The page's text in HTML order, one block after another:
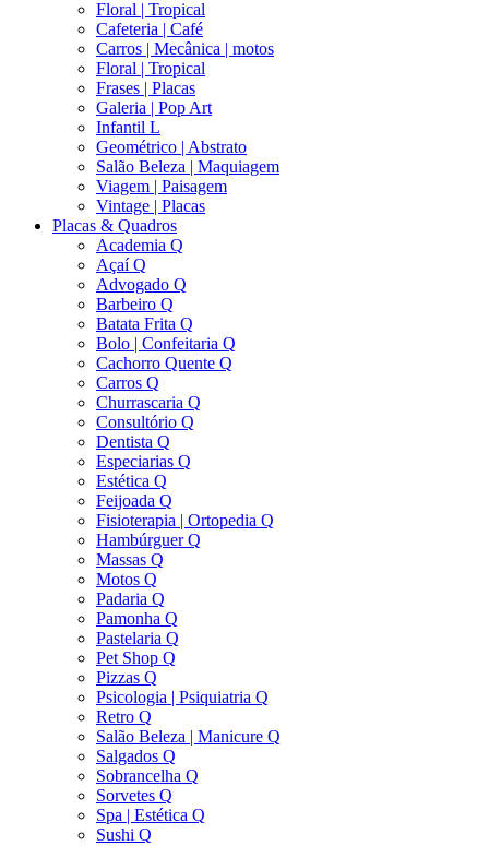
Floral | Tropical
Cafeteria | Café
Carros | Mecânica | motos
Floral | Tropical
Frases | Placas
Galeria | Pop Art
Infantil L
Geométrico | Abstrato
Salão Beleza | Maquiagem
Viagem | Paisagem
Vintage | Placas
Placas & Quadros
Academia Q
Açaí Q
Advogado Q
Barbeiro Q
Batata Frita Q
Bolo | Confeitaria Q
Cachorro Quente Q
Carros Q
Churrascaria Q
Consultório Q
Dentista Q
Especiarias Q
Estética Q
Feijoada Q
Fisioterapia | Ortopedia Q
Hambúrguer Q
Massas Q
Motos Q
Padaria Q
Pamonha Q
Pastelaria Q
Pet Shop Q
Pizzas Q
Psicologia | Psiquiatria Q
Retro Q
Salão Beleza | Manicure Q
Salgados Q
Sobrancelha Q
Sorvetes Q
Spa | Estética Q
Sushi Q